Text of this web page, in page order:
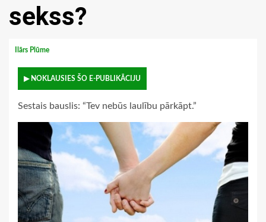
sekss?
Ilārs Plūme
▶ NOKLAUSIES ŠO E-PUBLIKĀCIJU
Sestais bauslis: “Tev nebūs laulību pārkāpt.”